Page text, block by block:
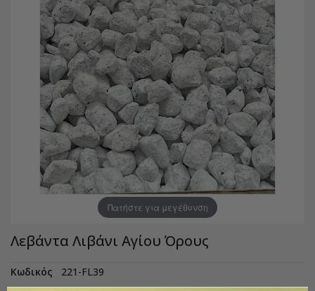
Πατήστε για μεγέθυνση
Λεβάντα Λιβάνι Αγίου Όρους
Κωδικός 221-FL39